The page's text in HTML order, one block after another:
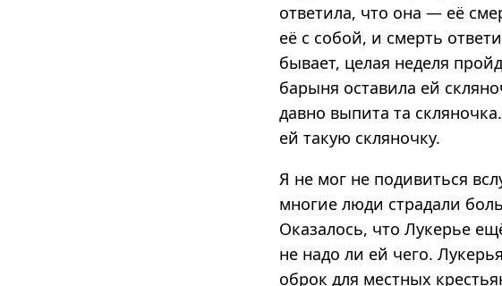
ответила, что она — её
её с собой, и смерть
бывает, целая неделя
барыня оставила ей
давно выпита та
ей такую скляночку.
Я не мог не подивиться
многие люди страдали
Оказалось, что Лукерье
не надо ли ей чего.
оброк для местных